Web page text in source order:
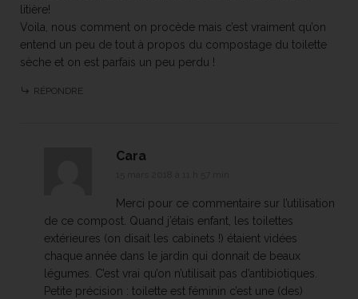
litière!
Voila, nous comment on procède mais c’est vraiment qu’on
entend un peu de tout à propos du compostage du toilette
sèche et on est parfais un peu perdu !
RÉPONDRE
Cara
Merci pour ce commentaire sur l’utilisation
de ce compost. Quand j’étais enfant, les toilettes
extérieures (on disait les cabinets !) étaient vidées
chaque année dans le jardin qui donnait de beaux
légumes. C’est vrai qu’on n’utilisait pas d’antibiotiques.
Petite précision : toilette est féminin c’est une (des)